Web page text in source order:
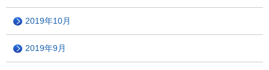
2019年10月
2019年9月